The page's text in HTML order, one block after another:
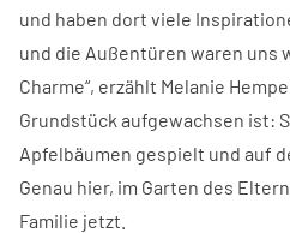
und haben dort viele
und die Außentüren waren uns
Charme“, erzählt Melanie
Grundstück aufgewachsen ist:
Apfelbäumen gespielt und auf
Genau hier, im Garten des
Familie jetzt.